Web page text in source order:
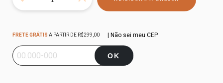
Frete grátis
Entregas para o CEP:
FRETE GRÁTIS A PARTIR DE R$299,00 | Não sei meu CEP
OK